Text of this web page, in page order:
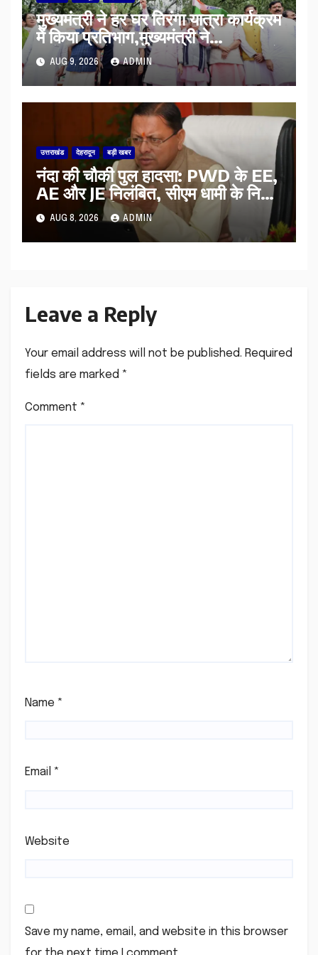
मुख्यमंत्री ने हर घर तिरंगा यात्रा कार्यक्रम
में किया प्रतिभाग,मुख्यमंत्री ने
प्रदेशवासियों से स्वतंत्रता दिवस पर अपने
घरों में तिरंगा फहराने का किया आवाह्न
AUG 9, 2026 ADMIN
उत्तराखंड देहरादून बड़ी खबर
नंदा की चौकी पुल हादसा: PWD के EE,
AE और JE निलंबित, सीएम धामी के निर्देश
पर सख्त कार्रवाई
AUG 8, 2026 ADMIN
Leave a Reply
Your email address will not be published. Required
fields are marked *
Comment *
Name *
Email *
Website
Save my name, email, and website in this browser